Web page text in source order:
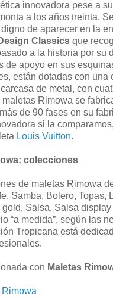
innovadora pese a
a los años treinta.
de aparecer en la
Classics que
a la historia por su
de apoyo en sus
están dotadas con una
de metal, con
Rimowa se
de 90 fases en su
si la
Louis Vuitton.
colecciones
de maletas Rimowa
Samba, Bolero, Topas,
gold, Salsa, Salsa
“a medida”, según las
Tropicana está
con Maletas
Rimowa